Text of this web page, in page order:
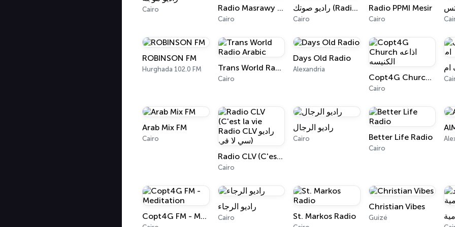
Cairo Radio Masrawy - مصراوي
Cairo
راديو صوتك (Radio Sotak)
Cairo
Radio PPMI Mesir
Cairo
ROBINSON FM
Hurghada 102.0 FM Trans World Radio Arabic
Cairo
Days Old Radio
Alexandria
Copt4G Church اذاعه الكنيسه
Cairo
ام
Arab Mix FM
Cairo
Radio CLV (C'est la vie Radio CLV راديو سي لا في)
Cairo
راديو الرجال
Cairo Better Life Radio
Cairo
Copt4G FM - Meditation
راديو الرجاء
Cairo St. Markos Radio
Christian Vibes
Guizé